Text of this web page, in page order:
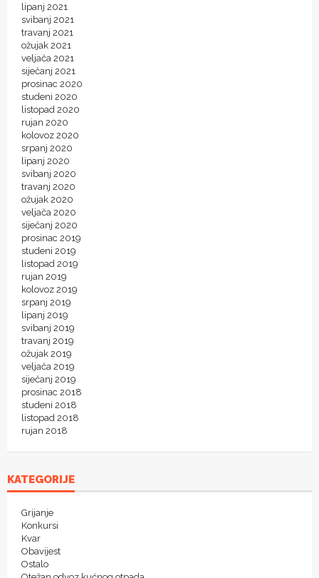
lipanj 2021
svibanj 2021
travanj 2021
ožujak 2021
veljača 2021
siječanj 2021
prosinac 2020
studeni 2020
listopad 2020
rujan 2020
kolovoz 2020
srpanj 2020
lipanj 2020
svibanj 2020
travanj 2020
ožujak 2020
veljača 2020
siječanj 2020
prosinac 2019
studeni 2019
listopad 2019
rujan 2019
kolovoz 2019
srpanj 2019
lipanj 2019
svibanj 2019
travanj 2019
ožujak 2019
veljača 2019
siječanj 2019
prosinac 2018
studeni 2018
listopad 2018
rujan 2018
KATEGORIJE
Grijanje
Konkursi
Kvar
Obavijest
Ostalo